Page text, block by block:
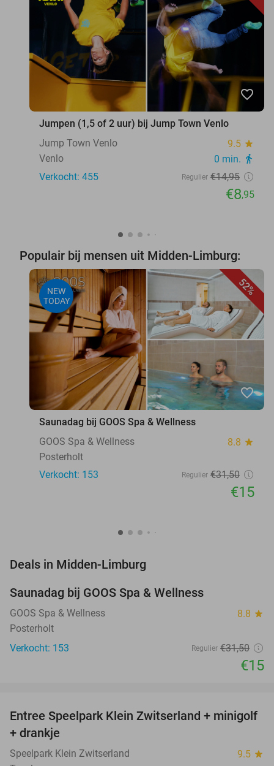
favorite_border
Jumpen (1,5 of 2 uur) bij Jump Town Venlo
Jump Town Venlo
9.5 star
Venlo 0 min. directions_walk
Verkocht: 455 Regulier €14,95
€8,95
Populair bij mensen uit Midden-Limburg:
52%
NEW
TODAY
favorite_border
Saunadag bij GOOS Spa & Wellness
GOOS Spa & Wellness
8.8 star
Posterholt
Verkocht: 153
Regulier €31,50
€15
Deals in Midden-Limburg
TODAY
Saunadag bij GOOS Spa & Wellness
GOOS Spa & Wellness 8.8 star
Posterholt
Verkocht: 153
Regulier €31,50
€15
38%
Entree Speelpark Klein Zwitserland + minigolf
+ drankje
Speelpark Klein Zwitserland 9.5 star